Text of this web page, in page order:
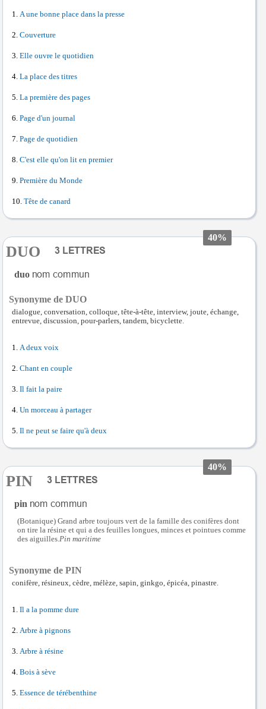
A une bonne place dans la presse
Couverture
Elle ouvre le quotidien
La place des titres
La première des pages
Page d'un journal
Page de quotidien
C'est elle qu'on lit en premier
Première du Monde
Tête de canard
40%
DUO
duo
Synonyme de DUO
dialogue, conversation, colloque, tête-à-tête, interview, joute, échange,
entrevue, discussion, pour-parlers, tandem, bicyclette.
A deux voix
Chant en couple
Il fait la paire
Un morceau à partager
Il ne peut se faire qu'à deux
40%
PIN
pin
(Botanique) Grand arbre toujours vert de la famille des conifères dont
on tire la résine et qui a des feuilles longues, minces et pointues comme
des aiguilles. Pin maritime
Synonyme de PIN
conifère, résineux, cèdre, mélèze, sapin, ginkgo, épicéa, pinastre.
Il a la pomme dure
Arbre à pignons
Arbre à résine
Bois à sève
Essence de térébenthine